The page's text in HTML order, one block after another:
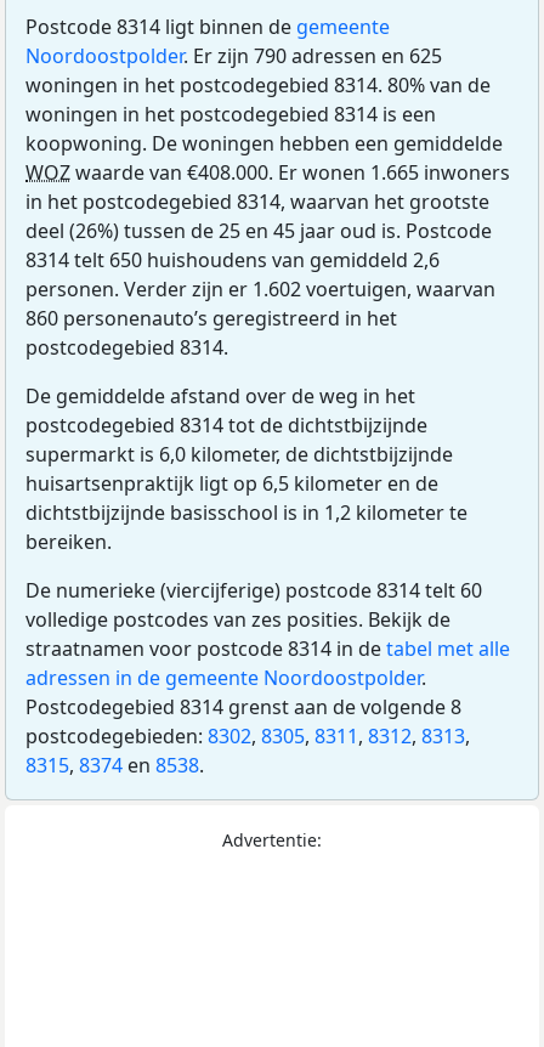
Postcode 8314 ligt binnen de gemeente
Noordoostpolder. Er zijn 790 adressen en 625
woningen in het postcodegebied 8314. 80% van de
woningen in het postcodegebied 8314 is een
koopwoning. De woningen hebben een gemiddelde
WOZwaarde van €408.000. Er wonen 1.665 inwoners
in het postcodegebied 8314, waarvan het grootste
deel (26%) tussen de 25 en 45 jaar oud is. Postcode
8314 telt 650 huishoudens van gemiddeld 2,6
personen. Verder zijn er 1.602 voertuigen, waarvan
860 personenauto’s geregistreerd in het
postcodegebied 8314.
De gemiddelde afstand over de weg in het
postcodegebied 8314 tot de dichtstbijzijnde
supermarkt is 6,0 kilometer, de dichtstbijzijnde
huisartsenpraktijk ligt op 6,5 kilometer en de
dichtstbijzijnde basisschool is in 1,2 kilometer te
bereiken.
De numerieke (viercijferige) postcode 8314 telt 60
volledige postcodes van zes posities. Bekijk de
straatnamen voor postcode 8314 in detabel met alle
adressen in de gemeente Noordoostpolder.
Postcodegebied 8314 grenst aan de volgende 8
postcodegebieden: 8302, 8305, 8311, 8312, 8313,
8315, 8374 en 8538.
Advertentie: